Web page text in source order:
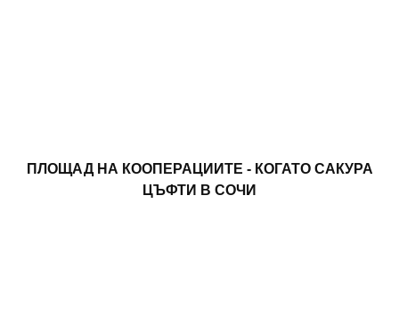
ПЛОЩАД НА КООПЕРАЦИИТЕ - КОГАТО САКУРА
ЦЪФТИ В СОЧИ